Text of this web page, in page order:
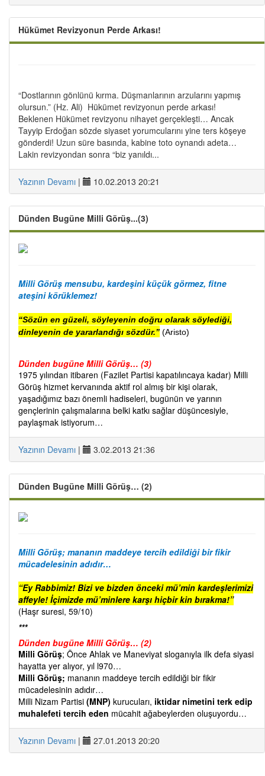
Hükümet Revizyonun Perde Arkası!
“Dostlarının gönlünü kırma. Düşmanlarının arzularını yapmış
olursun.” (Hz. Ali) Hükümet revizyonun perde arkası!
Beklenen Hükümet revizyonu nihayet gerçekleşti… Ancak
Tayyip Erdoğan sözde siyaset yorumcularını yine ters köşeye
gönderdi! Uzun süre basında, kabine toto oynandı adeta…
Lakin revizyondan sonra “biz yanıldı...
Yazının Devamı | 10.02.2013 20:21
Dünden Bugüne Milli Görüş...(3)
Milli Görüş mensubu, kardeşini küçük görmez, fitne
ateşini körüklemez!
“Sözün en güzeli, söyleyenin doğru olarak söylediği,
dinleyenin de yararlandığı sözdür.” (Aristo)
Dünden bugüne Milli Görüş… (3)
1975 yılından itibaren (Fazilet Partisi kapatılıncaya kadar) Milli
Görüş hizmet kervanında aktif rol almış bir kişi olarak,
yaşadığımız bazı önemli hadiseleri, bugünün ve yarının
gençlerinin çalışmalarına belki katkı sağlar düşüncesiyle,
paylaşmak istiyorum…
Yazının Devamı | 3.02.2013 21:36
Dünden Bugüne Milli Görüş… (2)
Milli Görüş; mananın maddeye tercih edildiği bir fikir
mücadelesinin adıdır…
“Ey Rabbimiz! Bizi ve bizden önceki mü’min kardeşlerimizi
affeyle! İçimizde mü’minlere karşı hiçbir kin bırakma!”
(Haşr suresi, 59/10)
***
Dünden bugüne Milli Görüş… (2)
Milli Görüş; Önce Ahlak ve Maneviyat sloganıyla ilk defa siyasi
hayatta yer alıyor, yıl l970…
Milli Görüş; mananın maddeye tercih edildiği bir fikir
mücadelesinin adıdır…
Milli Nizam Partisi (MNP) kurucuları, iktidar nimetini terk edip
muhalefeti tercih eden mücahit ağabeylerden oluşuyordu…
Yazının Devamı | 27.01.2013 20:20